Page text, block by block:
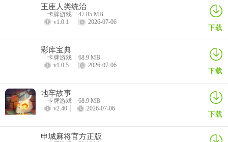
8、—实时对战 同服竞技
9、交互系统，精品体验。强大社交系统，挑战跨服玩活动，大世界轻
白金岛跑得快介绍
1、玩法正宗地道，移植了民间地道的规则玩法，内置教程，老少皆宜
的棋牌游戏。兽人麻将手游版特色亮点
2、这是一个非常好的发泄游戏。你不会知道你将要面对什么，直到你
踏上它。游戏通过不断踩到盒子里的物品，充满了未知，可能是图
钉，便便等！玩法
王座人类统治
卡牌游戏
47.85 MB
v1.0.1
2026-07-06 下载
彩库宝典
卡牌游戏
68.9 MB
v1.0.5
2026-07-06 下载
地牢故事
卡牌游戏
68.9 MB
v2.40
2026-07-06 下载
申城麻将官方正版